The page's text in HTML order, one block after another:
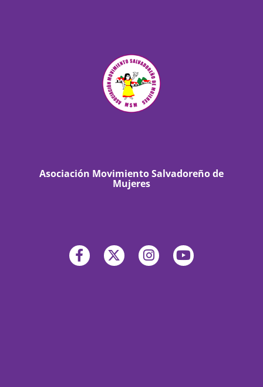
Asociación Movimiento Salvadoreño de
Mujeres